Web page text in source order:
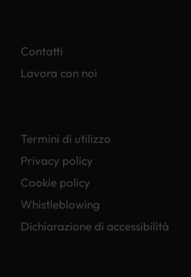
Contatti
Lavora con noi
Termini di utilizzo
Privacy policy
Cookie policy
Whistleblowing
Dichiarazione di accessibilità